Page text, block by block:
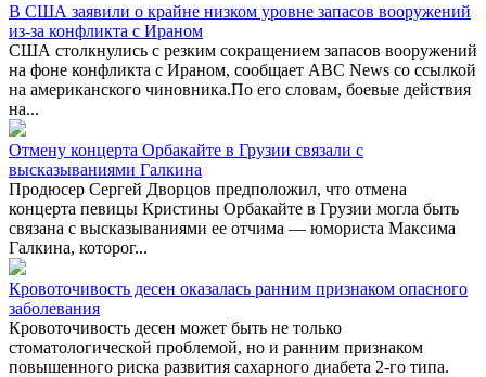
В США заявили о крайне низком уровне запасов вооружений
из-за конфликта с Ираном
США столкнулись с резким сокращением запасов вооружений
на фоне конфликта с Ираном, сообщает ABC News со ссылкой
на американского чиновника.По его словам, боевые действия
на...
Отмену концерта Орбакайте в Грузии связали с
высказываниями Галкина
Продюсер Сергей Дворцов предположил, что отмена
концерта певицы Кристины Орбакайте в Грузии могла быть
связана с высказываниями ее отчима — юмориста Максима
Галкина, которог...
Кровоточивость десен оказалась ранним признаком опасного
заболевания
Кровоточивость десен может быть не только
стоматологической проблемой, но и ранним признаком
повышенного риска развития сахарного диабета 2-го типа.